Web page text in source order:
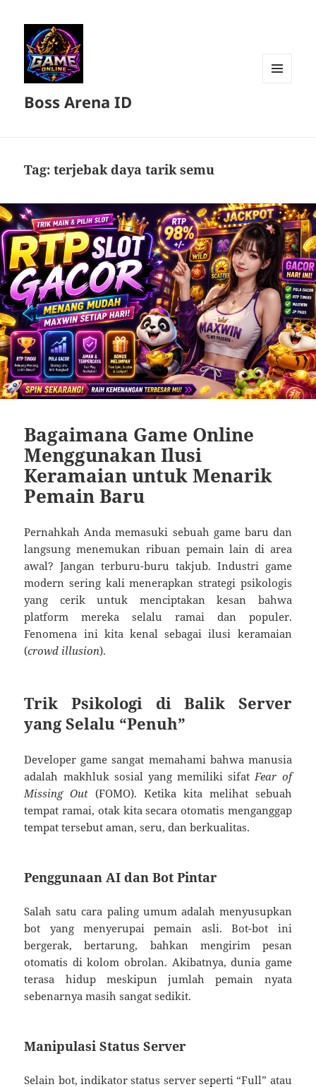
Boss Arena ID
Tag:terjebak daya tarik semu
Bagaimana Game Online
Menggunakan Ilusi
Keramaian untuk Menarik
Pemain Baru
Pernahkah Anda memasuki sebuah game baru dan
langsung menemukan ribuan pemain lain di area
awal? Jangan terburu-buru takjub. Industri game
modern sering kali menerapkan strategi psikologis
yang cerik untuk menciptakan kesan bahwa
platform mereka selalu ramai dan populer.
Fenomena ini kita kenal sebagai ilusi keramaian
(crowd illusion).
Trik Psikologi di Balik Server
yang Selalu “Penuh”
Developer game sangat memahami bahwa manusia
adalah makhluk sosial yang memiliki sifat Fear of
Missing Out (FOMO). Ketika kita melihat sebuah
tempat ramai, otak kita secara otomatis menganggap
tempat tersebut aman, seru, dan berkualitas.
Penggunaan AI dan Bot Pintar
Salah satu cara paling umum adalah menyusupkan
bot yang menyerupai pemain asli. Bot-bot ini
bergerak, bertarung, bahkan mengirim pesan
otomatis di kolom obrolan. Akibatnya, dunia game
terasa hidup meskipun jumlah pemain nyata
sebenarnya masih sangat sedikit.
Manipulasi Status Server
Selain bot, indikator status server seperti “Full” atau